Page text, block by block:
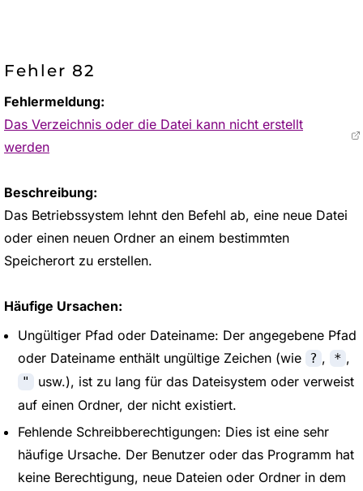
Fehler 82
Fehlermeldung:
Das Verzeichnis oder die Datei kann nicht erstellt
werden
Beschreibung:
Das Betriebssystem lehnt den Befehl ab, eine neue Datei
oder einen neuen Ordner an einem bestimmten
Speicherort zu erstellen.
Häufige Ursachen:
Ungültiger Pfad oder Dateiname: Der angegebene Pfad
oder Dateiname enthält ungültige Zeichen (wie
? , * ,
"
usw.), ist zu lang für das Dateisystem oder verweist
auf einen Ordner, der nicht existiert.
Fehlende Schreibberechtigungen: Dies ist eine sehr
häufige Ursache. Der Benutzer oder das Programm hat
keine Berechtigung, neue Dateien oder Ordner in dem